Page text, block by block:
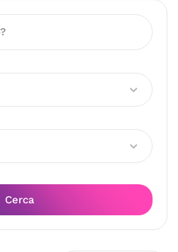
Cerca